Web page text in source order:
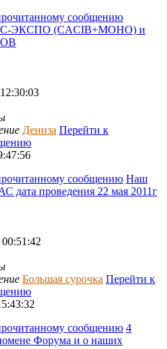
сообщению
ЭКСПО (CACIB+МОНО) и
Дениза Перейти к
сообщению Наш
дата проведения 22 мая 2011г
Большая сурочка Перейти к
сообщению 4
Форума и о наших